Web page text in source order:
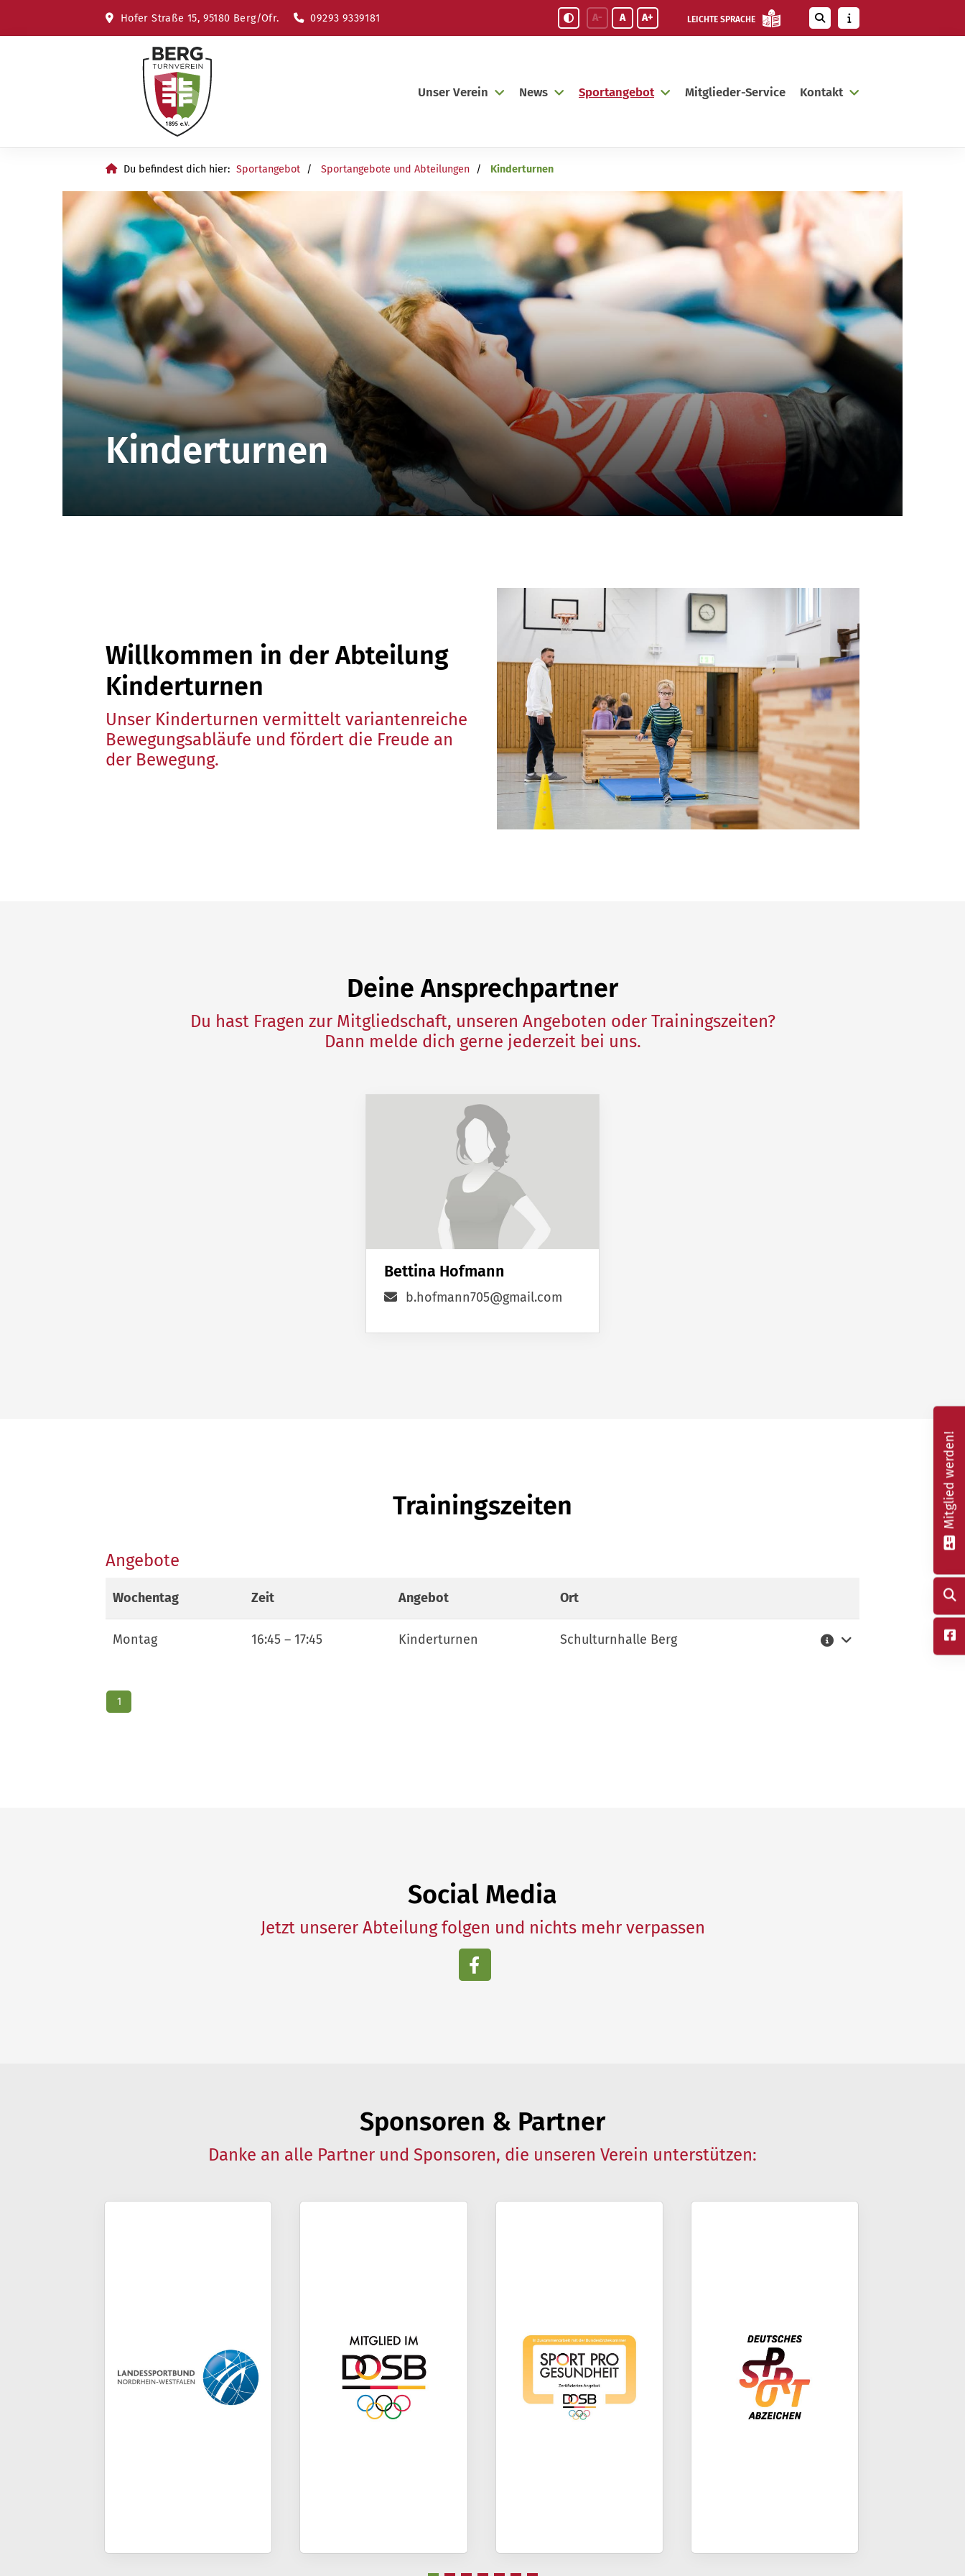
Hofer Straße 15, 95180 Berg/Ofr. 09293 9339181 A- A A+ LEICHTE SPRACHE
Unser Verein News Sportangebot Mitglieder-Service Kontakt
Du befindest dich hier: Sportangebot Sportangebote und Abteilungen Kinderturnen
Kinderturnen
Willkommen in der Abteilung
Kinderturnen
Unser Kinderturnen vermittelt variantenreiche
Bewegungsabläufe und fördert die Freude an
der Bewegung.
Deine Ansprechpartner
Du hast Fragen zur Mitgliedschaft, unseren Angeboten oder Trainingszeiten?
Dann melde dich gerne jederzeit bei uns.
Bettina Hofmann
b.hofmann705@gmail.com
Trainingszeiten
Angebote
Wochentag Zeit Angebot
Ort
Weitere Informationen
Montag
16:45 – 17:45 Kinderturnen Schulturnhalle Berg
1
Social Media
Jetzt unserer Abteilung folgen und nichts mehr verpassen
Sponsoren & Partner
Danke an alle Partner und Sponsoren, die unseren Verein unterstützen:
Mitglied werden!
Sportangebote finden
Unser Sportangebot
Sportsuche
Mitglieder-Service
Alles zur Mitgliedschaft
Geschäftsstelle
Turnverein Berg 1895 e. V.
Hofer Straße 15
95180 Berg/Ofr.
09293 9339181
info@turnverein-berg.de